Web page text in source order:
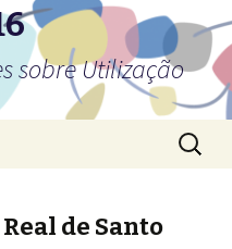
sobre Utilização
por:
de Santo